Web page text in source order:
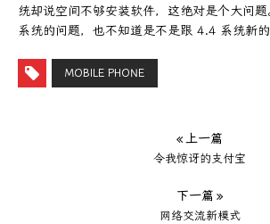
统却说空间不够安装软件，这绝对是个大问
系统的问题，也不知道是不是跟 4.4 系统新
MOBILE PHONE
« 上一篇
令我惊讶的支付宝
下一篇 »
网络交流新模式